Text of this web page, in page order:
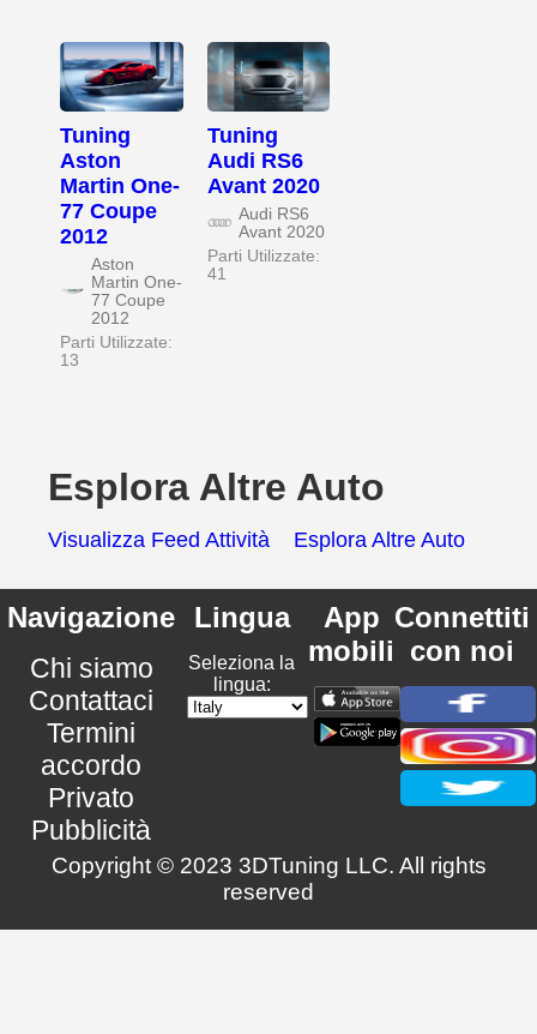
Tuning
Aston
Martin One-
77 Coupe
2012
Aston
Martin One-
77 Coupe
2012
Parti Utilizzate:
13
Tuning
Audi RS6
Avant 2020
Audi RS6
Avant 2020
Parti Utilizzate:
41
Esplora Altre Auto
Visualizza Feed Attività Esplora Altre Auto
Navigazione
Chi siamo
Contattaci
Termini
accordo
Privato
Pubblicità
Lingua
Seleziona la
lingua:
App
mobili
Connettiti
con noi
Copyright © 2023 3DTuning LLC. All rights
reserved